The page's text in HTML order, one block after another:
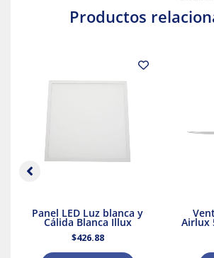
Productos
Panel LED Luz blanca y
Cálida Blanca Illux
$426.88
Airlux